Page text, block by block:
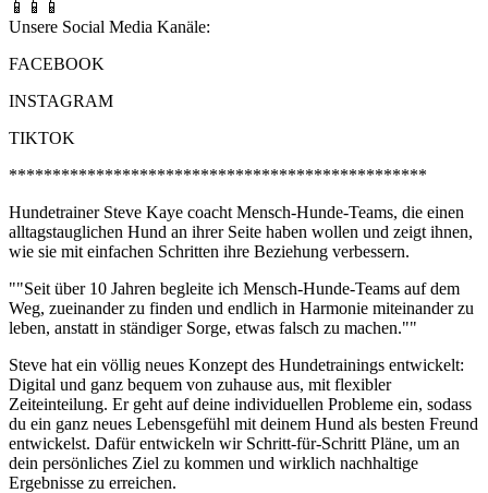
📱📱📱
Unsere Social Media Kanäle:
FACEBOOK
INSTAGRAM
TIKTOK
************************************************
Hundetrainer Steve Kaye coacht Mensch-Hunde-Teams, die einen
alltagstauglichen Hund an ihrer Seite haben wollen und zeigt ihnen,
wie sie mit einfachen Schritten ihre Beziehung verbessern.
""Seit über 10 Jahren begleite ich Mensch-Hunde-Teams auf dem
Weg, zueinander zu finden und endlich in Harmonie miteinander zu
leben, anstatt in ständiger Sorge, etwas falsch zu machen.""
Steve hat ein völlig neues Konzept des Hundetrainings entwickelt:
Digital und ganz bequem von zuhause aus, mit flexibler
Zeiteinteilung. Er geht auf deine individuellen Probleme ein, sodass
du ein ganz neues Lebensgefühl mit deinem Hund als besten Freund
entwickelst. Dafür entwickeln wir Schritt-für-Schritt Pläne, um an
dein persönliches Ziel zu kommen und wirklich nachhaltige
Ergebnisse zu erreichen.